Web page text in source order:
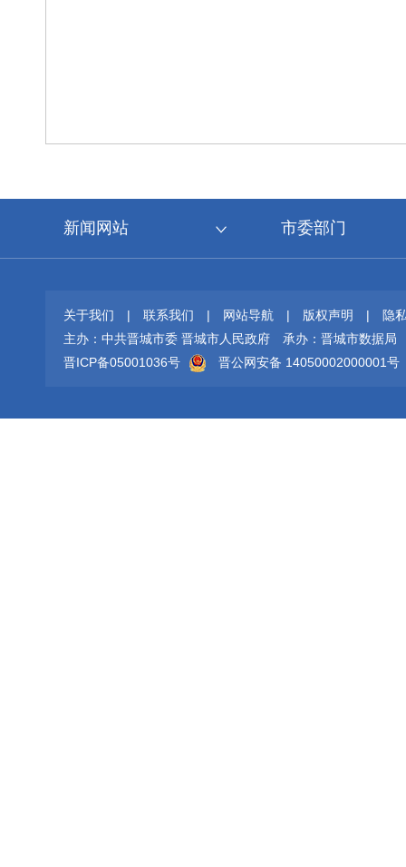
新闻网站 市委部门
关于我们 | 联系我们 | 网站导航 | 版权声明 |
隐
主办：中共晋城市委 晋城市人民政府
承办：晋城市数据局
晋ICP备05001036号
晋公网安备 14050002000001号